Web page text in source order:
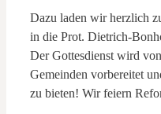
Dazu laden wir herzlich
in die Prot. Dietrich-
Der Gottesdienst wird
Gemeinden vorbereitet
zu bieten! Wir feiern